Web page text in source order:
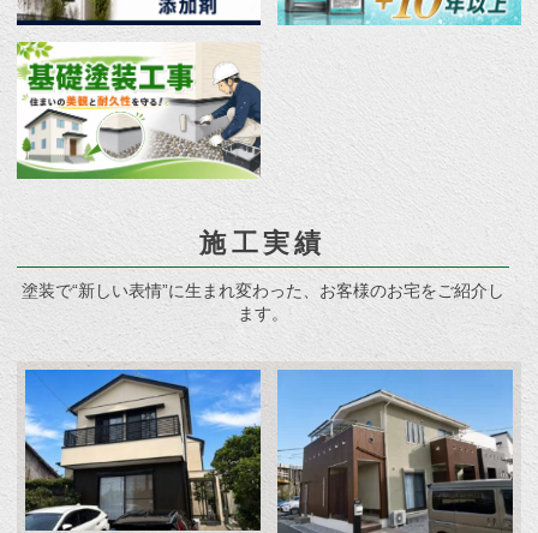
施工実績
塗装で“新しい表情”に生まれ変わった、お客様のお宅をご紹介し
ます。